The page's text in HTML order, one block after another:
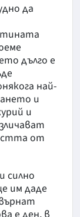
да
дълго е
най-
и
и
от
силно
им даде